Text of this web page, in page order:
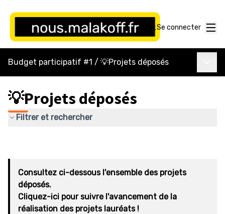
Se connecter
Budget participatif #1 / 💡Projets déposés
💡Projets déposés
Filtrer et rechercher
Consultez ci-dessous l'ensemble des projets
déposés.
Cliquez-ici pour suivre l'avancement de la
réalisation des projets lauréats !